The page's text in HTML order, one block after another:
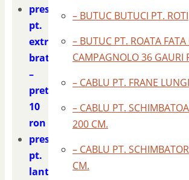
presa
pt.
extras
bratele
–
pret
10
ron
presa
pt.
lant
– BUTUC BUTUCI PT. ROTI
– BUTUC PT. ROATA FATA
CAMPAGNOLO 36 GAURI
– CABLU PT. FRANE
– CABLU PT.
200 CM.
– CABLU PT.
CM.